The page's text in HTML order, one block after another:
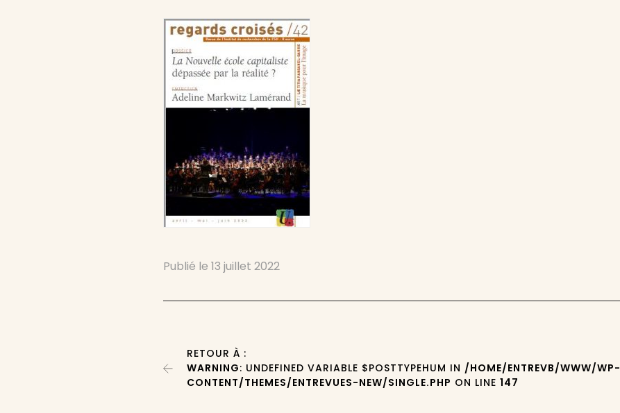
Publié le13 juillet 2022
RETOUR À :
WARNING: UNDEFINED VARIABLE $POSTTYPEHUM IN /HOME/ENTREVB/WWW/WP-
CONTENT/THEMES/ENTREVUES-NEW/SINGLE.PHP ON LINE147